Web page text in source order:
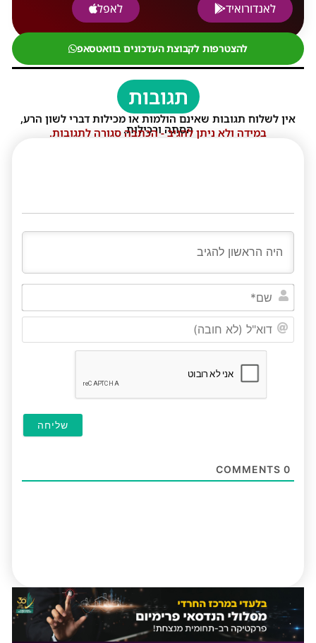
לאנדורואיד
לאפל
להצטרפות לקבוצת העדכונים בוואטסאפ
תגובות
אין לשלוח תגובות שאינם הולמות או מכילות דברי לשון הרע,
הסתה ורכילות.
במידה ולא ניתן להגיב - הכתבה סגורה לתגובות.
0